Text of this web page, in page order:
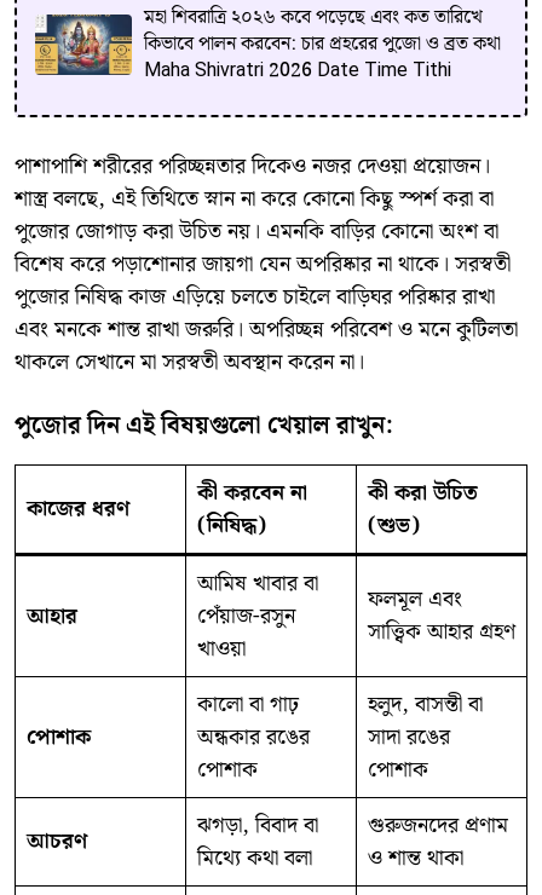
মহা শিবরাত্রি ২০২৬ কবে পড়েছে এবং কত তারিখে
কিভাবে পালন করবেন: চার প্রহরের পুজো ও ব্রত কথা
Maha Shivratri 2026 Date Time Tithi
পাশাপাশি শরীরের পরিচ্ছন্নতার দিকেও নজর দেওয়া প্রয়োজন।
শাস্ত্র বলছে, এই তিথিতে স্নান না করে কোনো কিছু স্পর্শ করা বা
পুজোর জোগাড় করা উচিত নয়। এমনকি বাড়ির কোনো অংশ বা
বিশেষ করে পড়াশোনার জায়গা যেন অপরিষ্কার না থাকে। সরস্বতী
পুজোর নিষিদ্ধ কাজ এড়িয়ে চলতে চাইলে বাড়িঘর পরিষ্কার রাখা
এবং মনকে শান্ত রাখা জরুরি। অপরিচ্ছন্ন পরিবেশ ও মনে কুটিলতা
থাকলে সেখানে মা সরস্বতী অবস্থান করেন না।
পুজোর দিন এই বিষয়গুলো খেয়াল রাখুন:
কাজের ধরণ
কী করবেন না
(নিষিদ্ধ)
কী করা উচিত
(শুভ)
আহার
আমিষ খাবার বা
পেঁয়াজ-রসুন
খাওয়া
ফলমূল এবং
সাত্ত্বিক আহার গ্রহণ
পোশাক
কালো বা গাঢ়
অন্ধকার রঙের
পোশাক
হলুদ, বাসন্তী বা
সাদা রঙের
পোশাক
আচরণ
ঝগড়া, বিবাদ বা
মিথ্যে কথা বলা
গুরুজনদের প্রণাম
ও শান্ত থাকা